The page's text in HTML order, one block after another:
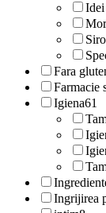
Idei
Fara
Farmacie
Igiena61
Ingrijirea